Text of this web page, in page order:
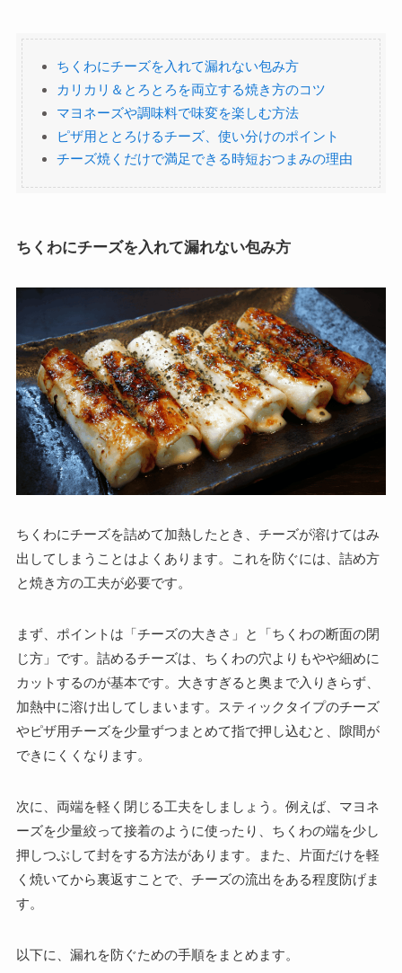
ちくわにチーズを入れて漏れない包み方
カリカリ＆とろとろを両立する焼き方のコツ
マヨネーズや調味料で味変を楽しむ方法
ピザ用ととろけるチーズ、使い分けのポイント
チーズ焼くだけで満足できる時短おつまみの理由
ちくわにチーズを入れて漏れない包み方
ちくわにチーズを詰めて加熱したとき、チーズが溶けてはみ
出してしまうことはよくあります。これを防ぐには、詰め方
と焼き方の工夫が必要です。
まず、ポイントは「チーズの大きさ」と「ちくわの断面の閉
じ方」です。詰めるチーズは、ちくわの穴よりもやや細めに
カットするのが基本です。大きすぎると奥まで入りきらず、
加熱中に溶け出してしまいます。スティックタイプのチーズ
やピザ用チーズを少量ずつまとめて指で押し込むと、隙間が
できにくくなります。
次に、両端を軽く閉じる工夫をしましょう。例えば、マヨネ
ーズを少量絞って接着のように使ったり、ちくわの端を少し
押しつぶして封をする方法があります。また、片面だけを軽
く焼いてから裏返すことで、チーズの流出をある程度防げま
す。
以下に、漏れを防ぐための手順をまとめます。